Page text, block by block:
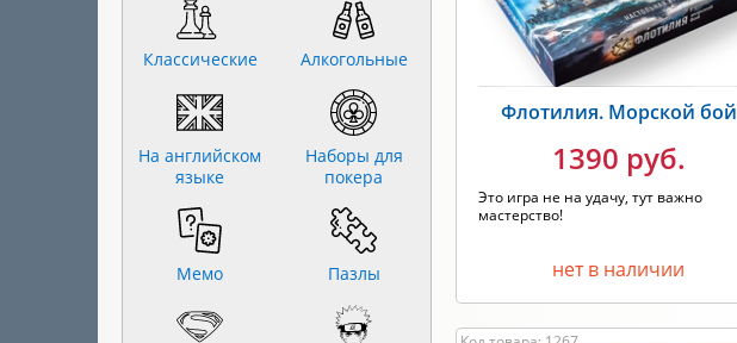
Флотилия. Морской бой
1390 руб.
Это игра не на удачу, тут важно
мастерство!
нет в наличии
Классические Алкогольные
На английском
языке
Наборы для
покера
Мемо Пазлы